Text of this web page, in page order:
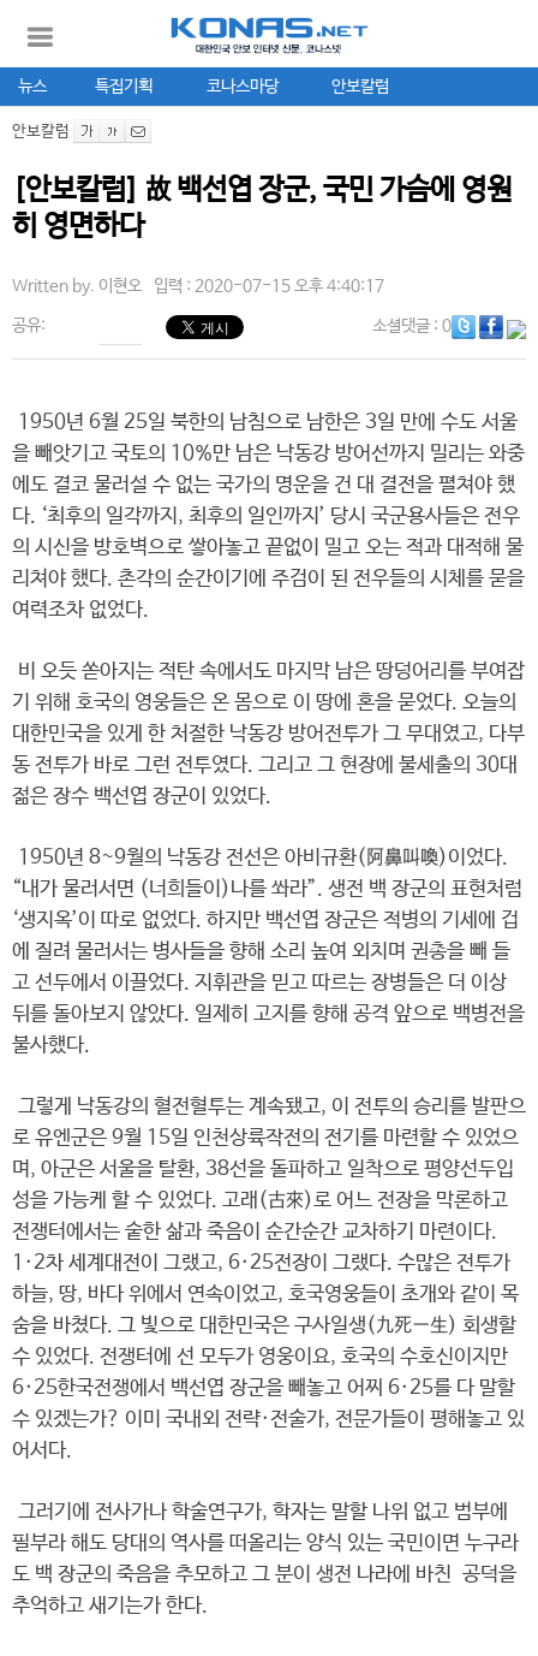
뉴스 특집기획 코나스마당 안보칼럼
안보칼럼
[안보칼럼] 故 백선엽 장군, 국민 가슴에 영원
히 영면하다
Written by. 이현오 입력 : 2020-07-15 오후 4:40:17
공유: 소셜댓글: 0
1950년 6월 25일 북한의 남침으로 남한은 3일 만에 수도 서울
을 빼앗기고 국토의 10%만 남은 낙동강 방어선까지 밀리는 와중
에도 결코 물러설 수 없는 국가의 명운을 건 대 결전을 펼쳐야 했
다. ‘최후의 일각까지, 최후의 일인까지’ 당시 국군용사들은 전우
의 시신을 방호벽으로 쌓아놓고 끝없이 밀고 오는 적과 대적해 물
리쳐야 했다. 촌각의 순간이기에 주검이 된 전우들의 시체를 묻을
여력조차 없었다.
비 오듯 쏟아지는 적탄 속에서도 마지막 남은 땅덩어리를 부여잡
기 위해 호국의 영웅들은 온 몸으로 이 땅에 혼을 묻었다. 오늘의
대한민국을 있게 한 처절한 낙동강 방어전투가 그 무대였고, 다부
동 전투가 바로 그런 전투였다. 그리고 그 현장에 불세출의 30대
젊은 장수 백선엽 장군이 있었다.
1950년 8~9월의 낙동강 전선은 아비규환(阿鼻叫喚)이었다.
“내가 물러서면 (너희들이)나를 쏴라”. 생전 백 장군의 표현처럼
‘생지옥’이 따로 없었다. 하지만 백선엽 장군은 적병의 기세에 겁
에 질려 물러서는 병사들을 향해 소리 높여 외치며 권총을 빼 들
고 선두에서 이끌었다. 지휘관을 믿고 따르는 장병들은 더 이상
뒤를 돌아보지 않았다. 일제히 고지를 향해 공격 앞으로 백병전을
불사했다.
그렇게 낙동강의 혈전혈투는 계속됐고, 이 전투의 승리를 발판으
로 유엔군은 9월 15일 인천상륙작전의 전기를 마련할 수 있었으
며, 아군은 서울을 탈환, 38선을 돌파하고 일착으로 평양선두입
성을 가능케 할 수 있었다. 고래(古來)로 어느 전장을 막론하고
전쟁터에서는 숱한 삶과 죽음이 순간순간 교차하기 마련이다.
1·2차 세계대전이 그랬고, 6·25전장이 그랬다. 수많은 전투가
하늘, 땅, 바다 위에서 연속이었고, 호국영웅들이 초개와 같이 목
숨을 바쳤다. 그 빛으로 대한민국은 구사일생(九死一生) 회생할
수 있었다. 전쟁터에 선 모두가 영웅이요, 호국의 수호신이지만
6·25한국전쟁에서 백선엽 장군을 빼놓고 어찌 6·25를 다 말할
수 있겠는가? 이미 국내외 전략·전술가, 전문가들이 평해놓고 있
어서다.
그러기에 전사가나 학술연구가, 학자는 말할 나위 없고 범부에
필부라 해도 당대의 역사를 떠올리는 양식 있는 국민이면 누구라
도 백 장군의 죽음을 추모하고 그 분이 생전 나라에 바친 공덕을
추억하고 새기는가 한다.